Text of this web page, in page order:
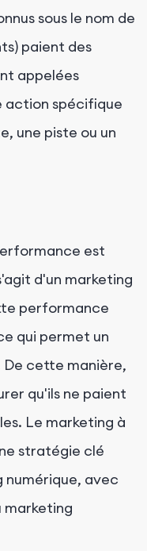
sous le nom de
paient des
appelées
action spécifique
une piste ou un
est
d'un marketing
performance
qui permet un
cette manière,
qu'ils ne paient
Le marketing à
stratégie clé
numérique, avec
marketing